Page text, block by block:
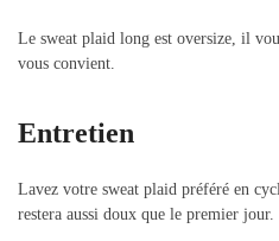
Le sweat plaid long est oversize, il
vous convient.
Entretien
Lavez votre sweat plaid préféré en
restera aussi doux que le premier jour.